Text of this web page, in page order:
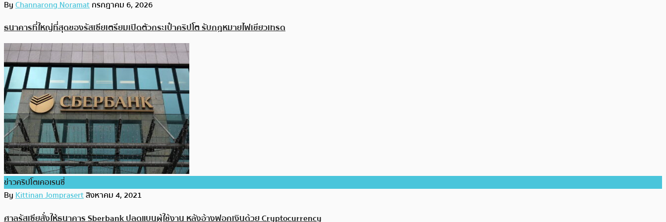
ByChannarong Noramatกรกฎาคม 6, 2026
ธนาคารที่ใหญ่ที่สุดของรัสเซียเตรียมเปิดตัวกระเป๋าคริปโต รับกฎหมายไฟเขียวเทรด
ข่าวคริปโตเคอเรนซี่
ByKittinan Jomprasertสิงหาคม 4, 2021
ศาลรัสเซียสั่งให้ธนาคาร Sberbank ปลดแบนผู้ใช้งาน หลังอ้างฟอกเงินด้วย Cryptocurrency